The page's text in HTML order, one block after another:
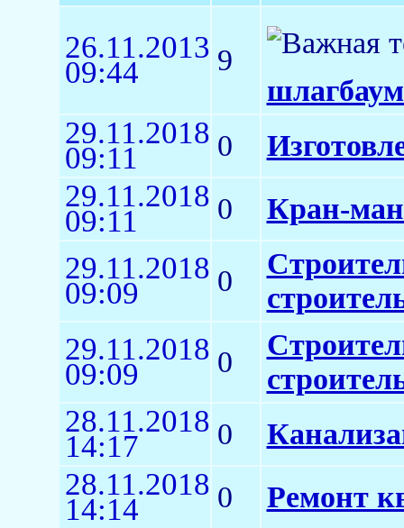
26.11.2013
09:44
9
29.11.2018
09:11 0
29.11.2018
09:11 0 Кран-
29.11.2018
09:09 0
29.11.2018
09:09 0
28.11.2018
14:17 0
28.11.2018
14:14 0 Ремонт